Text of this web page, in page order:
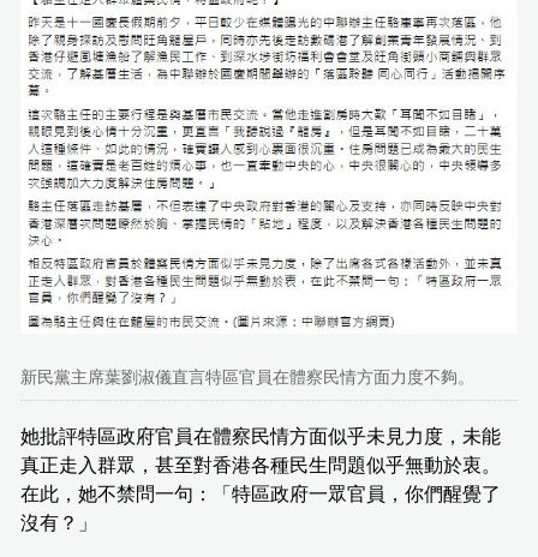
新民黨主席葉劉淑儀直言特區官員在體察民情方面力度不夠。
她批評特區政府官員在體察民情方面似乎未見力度，未能
真正走入群眾，甚至對香港各種民生問題似乎無動於衷。
在此，她不禁問一句：「特區政府一眾官員，你們醒覺了
沒有？」